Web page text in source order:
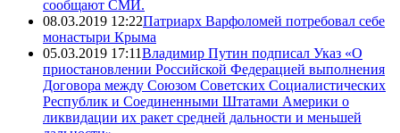
сообщают СМИ.
08.03.2019 12:22Патриарх Варфоломей потребовал себе
монастыри Крыма
05.03.2019 17:11Владимир Путин подписал Указ «О
приостановлении Российской Федерацией выполнения
Договора между Союзом Советских Социалистических
Республик и Соединенными Штатами Америки о
ликвидации их ракет средней дальности и меньшей